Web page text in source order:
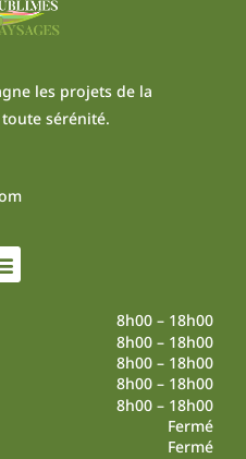
les projets de la
sérénité.
8h00 – 18h00
8h00 – 18h00
8h00 – 18h00
8h00 – 18h00
8h00 – 18h00
Fermé
Fermé